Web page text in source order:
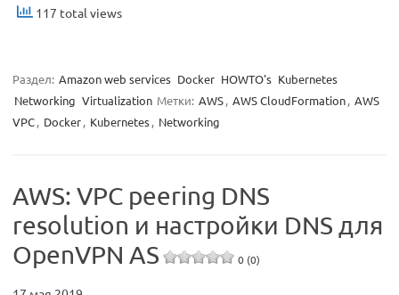
117 total views
Раздел: Amazon web services Docker HOWTO's Kubernetes
Networking Virtualization Метки: AWS, AWS CloudFormation, AWS
VPC, Docker, Kubernetes, Networking
AWS: VPC peering DNS
resolution и настройки DNS для
OpenVPN AS
0 (0)